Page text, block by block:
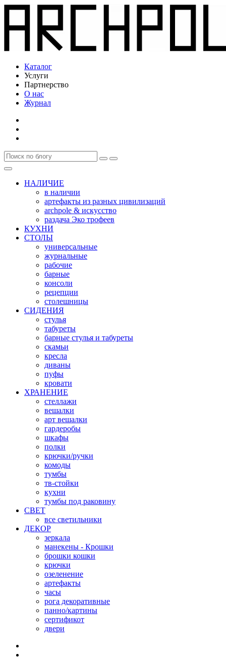
Каталог
Услуги
Партнерство
О нас
Журнал
НАЛИЧИЕ
в наличии
артефакты из разных цивилизаций
archpole & искусство
раздача Эко трофеев
КУХНИ
СТОЛЫ
универсальные
журнальные
рабочие
барные
консоли
рецепции
столешницы
СИДЕНИЯ
стулья
табуреты
барные стулья и табуреты
скамьи
кресла
диваны
пуфы
кровати
ХРАНЕНИЕ
стеллажи
вешалки
арт вешалки
гардеробы
шкафы
полки
крючки/ручки
комоды
тумбы
тв-стойки
кухни
тумбы под раковину
СВЕТ
все светильники
ДЕКОР
зеркала
манекены - Крошки
брошки кошки
крючки
озеленение
артефакты
часы
рога декоративные
панно/картины
сертификот
двери